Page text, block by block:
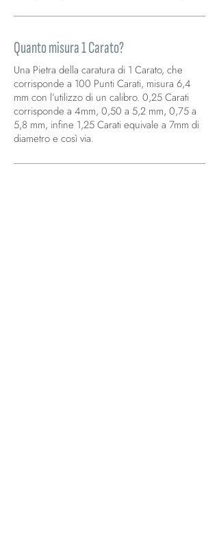
Quanto misura 1 Carato?
Una Pietra della caratura di 1 Carato, che
corrisponde a 100 Punti Carati, misura 6,4
mm con l’utilizzo di un calibro. 0,25 Carati
corrisponde a 4mm, 0,50 a 5,2 mm, 0,75 a
5,8 mm, infine 1,25 Carati equivale a 7mm di
diametro e così via.